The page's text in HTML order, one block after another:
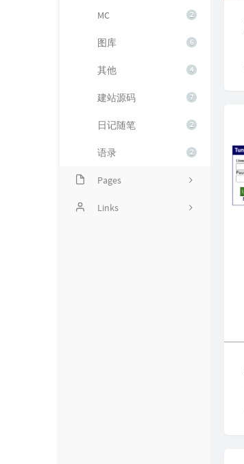
2
MC
6
图库
4
其他
7
建站源码
2
日记随笔
2
语录
Pages
Time machine
Links